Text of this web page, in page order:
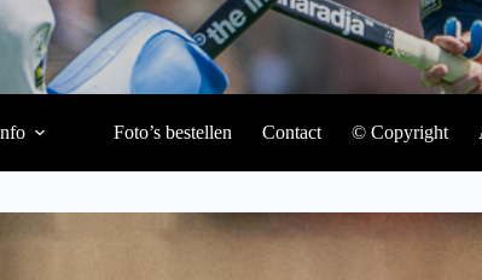
Foto’s bestellen Contact © Copyright